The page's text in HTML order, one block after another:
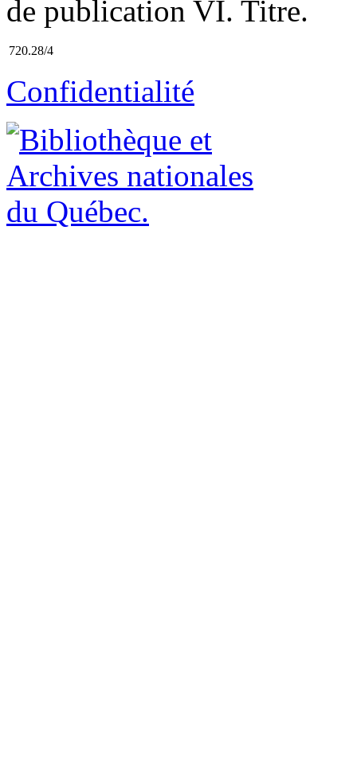
de publication VI. Titre.
720.28/4
Confidentialité